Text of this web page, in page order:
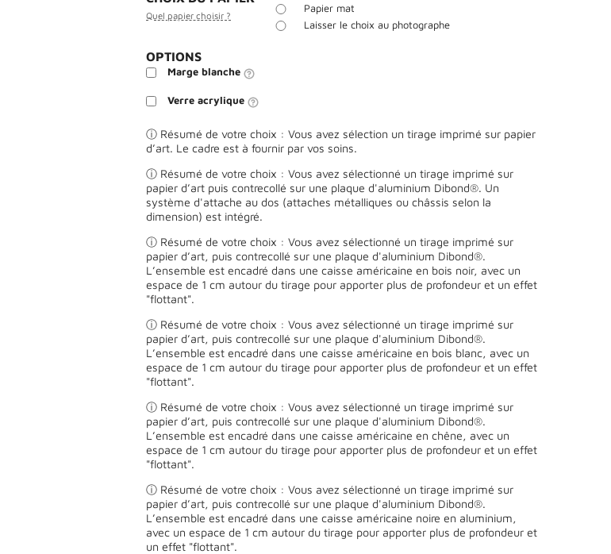
Quel papier choisir ?
Papier mat
Laisser le choix au photographe
OPTIONS
Marge blanche
Verre acrylique
ⓘ Résumé de votre choix : Vous avez sélection un tirage imprimé sur papier
d’art. Le cadre est à fournir par vos soins.
ⓘ Résumé de votre choix : Vous avez sélectionné un tirage imprimé sur
papier d’art puis contrecollé sur une plaque d'aluminium Dibond®. Un
système d'attache au dos (attaches métalliques ou châssis selon la
dimension) est intégré.
ⓘ Résumé de votre choix : Vous avez sélectionné un tirage imprimé sur
papier d’art, puis contrecollé sur une plaque d'aluminium Dibond®.
L’ensemble est encadré dans une caisse américaine en bois noir, avec un
espace de 1 cm autour du tirage pour apporter plus de profondeur et un effet
"flottant".
ⓘ Résumé de votre choix : Vous avez sélectionné un tirage imprimé sur
papier d’art, puis contrecollé sur une plaque d'aluminium Dibond®.
L’ensemble est encadré dans une caisse américaine en bois blanc, avec un
espace de 1 cm autour du tirage pour apporter plus de profondeur et un effet
"flottant".
ⓘ Résumé de votre choix : Vous avez sélectionné un tirage imprimé sur
papier d’art, puis contrecollé sur une plaque d'aluminium Dibond®.
L’ensemble est encadré dans une caisse américaine en chêne, avec un
espace de 1 cm autour du tirage pour apporter plus de profondeur et un effet
"flottant".
ⓘ Résumé de votre choix : Vous avez sélectionné un tirage imprimé sur
papier d’art, puis contrecollé sur une plaque d'aluminium Dibond®.
L’ensemble est encadré dans une caisse américaine noire en aluminium,
avec un espace de 1 cm autour du tirage pour apporter plus de profondeur et
un effet "flottant".